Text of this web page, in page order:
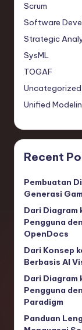
Scrum
Software
Strategic
SysML
TOGAF
Uncategorized
Unified
Recent
Pembuatan
Generasi
Dari Diagram
Pengguna
OpenDocs
Dari Konsep
Berbasis AI
Dari Diagram
Pengguna
Paradigm
Panduan